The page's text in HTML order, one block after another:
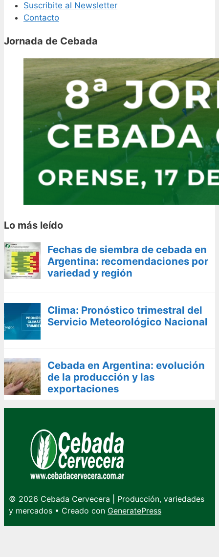
Suscribite al Newsletter
Contacto
Jornada de Cebada
Lo más leído
Fechas de siembra de cebada en
Argentina: recomendaciones por
variedad y región
Clima: Pronóstico trimestral del
Servicio Meteorológico Nacional
Cebada en Argentina: evolución
de la producción y las
exportaciones
© 2026 Cebada Cervecera | Producción, variedades
y mercados • Creado con GeneratePress